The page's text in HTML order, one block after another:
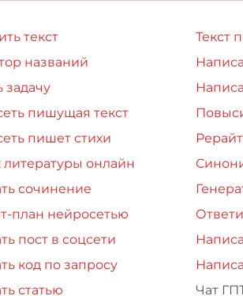
текст
названий
задачу
пишущая текст
пишет стихи
литературы онлайн
сочинение
план нейросетью
пост в соцсети
код по запросу
статью
Текст
Чат